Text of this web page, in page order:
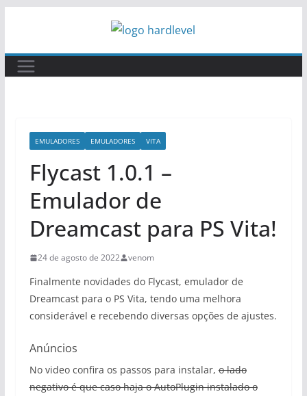
o
conteúdo
EMULADORES EMULADORES VITA
Flycast 1.0.1 –
Emulador de
Dreamcast para PS Vita!
24 de agosto de 2022 venom
Finalmente novidades do Flycast, emulador de
Dreamcast para o PS Vita, tendo uma melhora
considerável e recebendo diversas opções de ajustes.
Anúncios
No video confira os passos para instalar,o lado
negativo é que caso haja o AutoPlugin instalado o